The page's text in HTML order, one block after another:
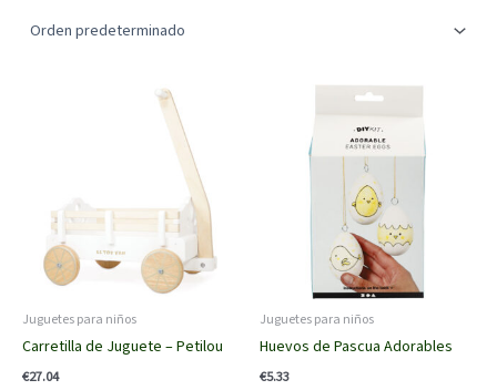
Juguetes para niños
Carretilla de Juguete – Petilou
€27.04
Juguetes para niños
Huevos de Pascua Adorables
€5.33